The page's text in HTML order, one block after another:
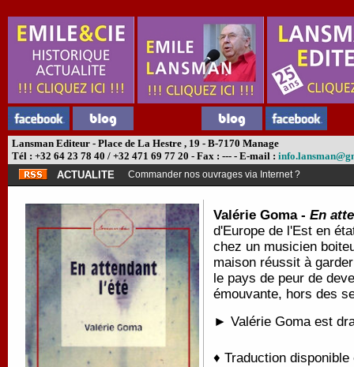
Lansman Editeur - Place de La Hestre , 19 - B-7170 Manage
Tél : +32 64 23 78 40 / +32 471 69 77 20 - Fax : --- - E-mail :
ACTUALITE
Commander nos ouvrages via Internet ?
Valérie Goma - En
d'Europe de l'Est en
chez un musicien
maison réussit à
le pays de peur de
émouvante, hors des
► Valérie Goma est
♦ Traduction